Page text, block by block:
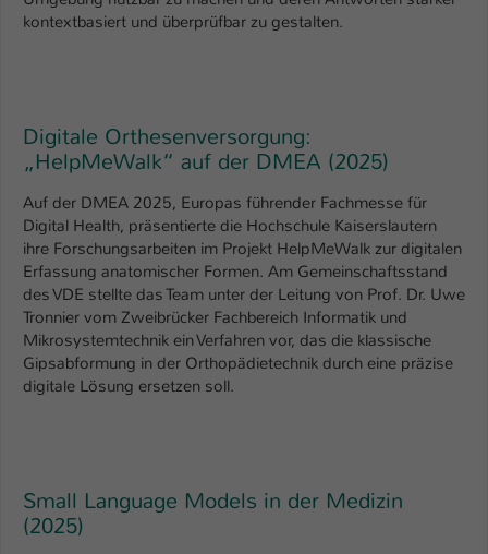
kontextbasiert und überprüfbar zu gestalten.
Digitale Orthesenversorgung:
„HelpMeWalk“ auf der DMEA (2025)
Auf der DMEA 2025, Europas führender Fachmesse für
Digital Health, präsentierte die Hochschule Kaiserslautern
ihre Forschungsarbeiten im Projekt HelpMeWalk zur digitalen
Erfassung anatomischer Formen. Am Gemeinschaftsstand
des VDE stellte das Team unter der Leitung von Prof. Dr. Uwe
Tronnier vom Zweibrücker Fachbereich Informatik und
Mikrosystemtechnik ein Verfahren vor, das die klassische
Gipsabformung in der Orthopädietechnik durch eine präzise
digitale Lösung ersetzen soll.
Small Language Models in der Medizin
(2025)
Einstellungen. Unter anderem eine zufällig
generierte ID, für die historische
Name fe_typo_user / PHPSESSID
Anbieter TYPO3
Laufzeit 1 Woche
Zweck
Dieses Cookie ist ein Standard-Session-
Cookie von TYPO3. Es speichert im Fall
eines Intranet-Logins die Session-ID. So
kann der eingeloggte Benutzer
Name